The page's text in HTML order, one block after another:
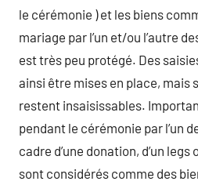
le cérémonie ) et les biens
mariage par l’un et/ou l’autre
est très peu protégé. Des
ainsi être mises en place, mais
restent insaisissables.
pendant le cérémonie par l’un
cadre d’une donation, d’un legs
sont considérés comme des